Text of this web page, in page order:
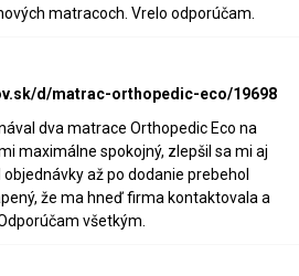
matracoch. Vrelo odporúčam.
d/matrac-orthopedic-eco/19698
dva matrace Orthopedic Eco na
maximálne spokojný, zlepšil sa mi aj
až po dodanie prebehol
že ma hneď firma kontaktovala a
všetkým.